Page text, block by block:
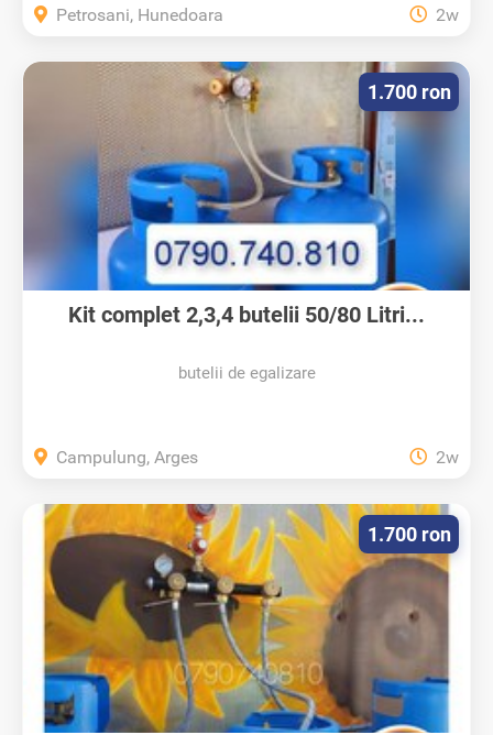
Petrosani, Hunedoara 2w
Kit complet 2,3,4 butelii 50/80 Litri...
butelii de egalizare
1.700 ron
Campulung, Arges 2w
1.700 ron